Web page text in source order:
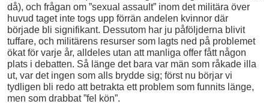
då), och frågan om ”sexual assault” inom det militära över
huvud taget inte togs upp förrän andelen kvinnor där
började bli signifikant. Dessutom har ju påföljderna blivit
tuffare, och militärens resurser som lagts ned på problemet
ökat för varje år, alldeles utan att manliga offer fått någon
plats i debatten. Så länge det bara var män som råkade illa
ut, var det ingen som alls brydde sig; först nu börjar vi
tydligen bli redo att betrakta ett problem som funnits länge,
men som drabbat ”fel kön”.